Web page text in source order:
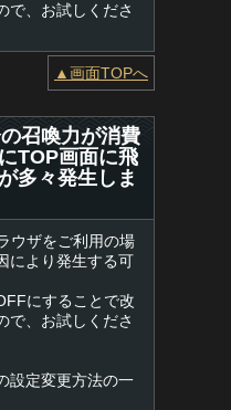
で、お試しくださ
▲画面TOPへ
召喚力が消費
TOP画面に飛
多々発生しま
ウザをご利用の場
により発生する可
にすることで改
で、お試しくださ
設定変更方法の一